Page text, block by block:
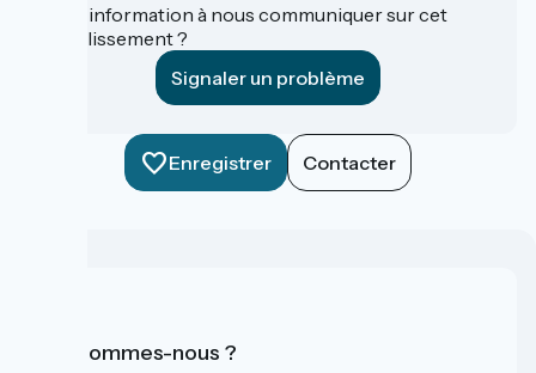
Une information à nous communiquer sur cet
établissement ?
Signaler un problème
Enregistrer Contacter
Qui sommes-nous ?